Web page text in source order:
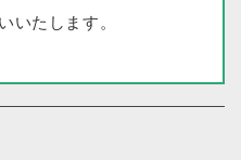
いたします。